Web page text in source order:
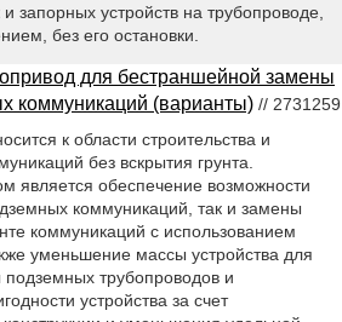
запорных устройств на трубопроводе,
без его остановки.
для бестраншейной замены
коммуникаций (варианты) // 2731259
к области строительства и
без вскрытия грунта.
является обеспечение возможности
коммуникаций, так и замены
коммуникаций с использованием
уменьшение массы устройства для
трубопроводов и
устройства за счет